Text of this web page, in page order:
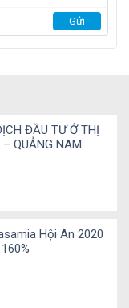
ĐẦU TƯ Ở THỊ
QUẢNG NAM
Hội An 2020